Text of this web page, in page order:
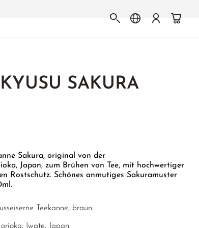
SAKURA
Sakura, original von der
Japan, zum Brühen von Tee, mit hochwertiger
Rostschutz. Schönes anmutiges Sakuramuster
Teekanne, braun
Iwate, Japan